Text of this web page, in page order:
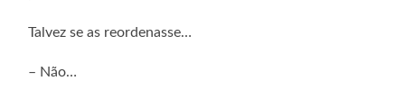
Talvez se as reordenasse…
– Não…